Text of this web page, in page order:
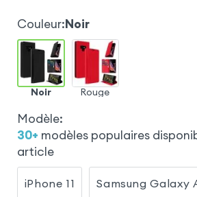
Couleur:Noir
Noir Rouge
Modèle:
30+ modèles populaires
article
iPhone 11 Samsung Galaxy